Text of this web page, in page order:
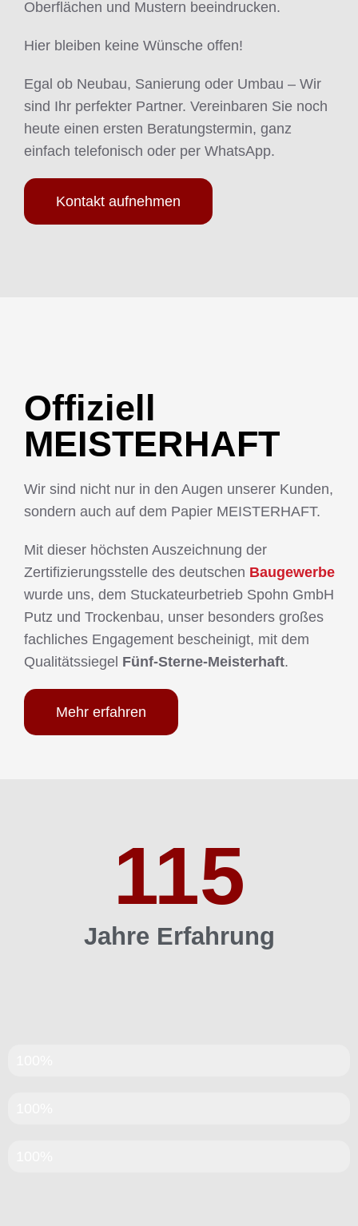
Oberflächen und Mustern beeindrucken.
Hier bleiben keine Wünsche offen!
Egal ob Neubau, Sanierung oder Umbau – Wir
sind Ihr perfekter Partner. Vereinbaren Sie noch
heute einen ersten Beratungstermin, ganz
einfach telefonisch oder per WhatsApp.
Kontakt aufnehmen
Offiziell
MEISTERHAFT
Wir sind nicht nur in den Augen unserer Kunden,
sondern auch auf dem Papier MEISTERHAFT.
Mit dieser höchsten Auszeichnung der
Zertifizierungsstelle des deutschen Baugewerbe
wurde uns, dem Stuckateurbetrieb Spohn GmbH
Putz und Trockenbau, unser besonders großes
fachliches Engagement bescheinigt, mit dem
Qualitätssiegel Fünf-Sterne-Meisterhaft.
Mehr erfahren
Jahre Erfahrung
115